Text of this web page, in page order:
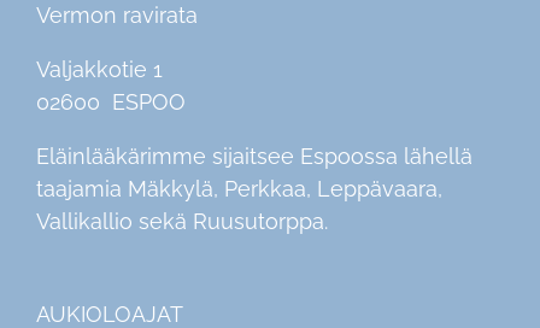
Vermon ravirata
Valjakkotie 1
02600 ESPOO
Eläinlääkärimme sijaitsee Espoossa lähellä
taajamia Mäkkylä, Perkkaa, Leppävaara,
Vallikallio sekä Ruusutorppa.
AUKIOLOAJAT